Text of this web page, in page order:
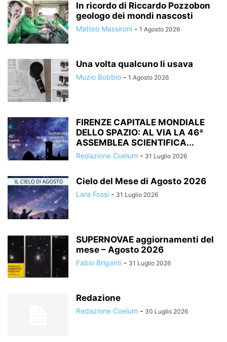
In ricordo di Riccardo Pozzobon
geologo dei mondi nascosti
Matteo Massironi - 1 Agosto 2026
Una volta qualcuno li usava
Muzio Bobbio - 1 Agosto 2026
FIRENZE CAPITALE MONDIALE
DELLO SPAZIO: AL VIA LA 46ª
ASSEMBLEA SCIENTIFICA...
Redazione Coelum - 31 Luglio 2026
Cielo del Mese di Agosto 2026
Lara Fossi - 31 Luglio 2026
SUPERNOVAE aggiornamenti del
mese – Agosto 2026
Fabio Briganti - 31 Luglio 2026
Redazione
Redazione Coelum - 30 Luglio 2026